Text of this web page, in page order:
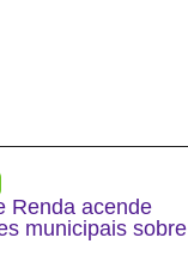
Renda acende
municipais sobre